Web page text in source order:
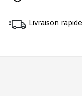
Livraison rapide